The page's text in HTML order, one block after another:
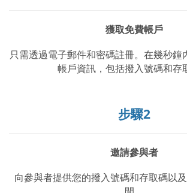
獲取免費帳戶
只需透過電子郵件和密碼註冊。在幾秒鐘
帳戶資訊，包括撥入號碼和存
步驟2
邀請參與者
向參與者提供您的撥入號碼和存取碼以